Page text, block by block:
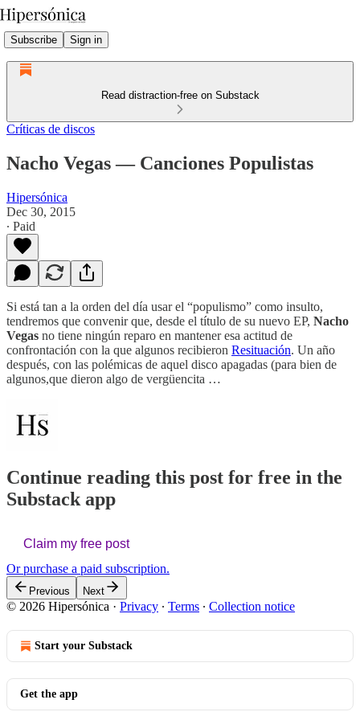
Subscribe Sign in
Read distraction-free on Substack
Críticas de discos
Nacho Vegas — Canciones Populistas
Hipersónica
Dec 30, 2015
∙ Paid
Si está tan a la orden del día usar el “populismo” como insulto,
tendremos que convenir que, desde el título de su nuevo EP, Nacho
Vegas no tiene ningún reparo en mantener esa actitud de
confrontación con la que algunos recibieron Resituación. Un año
después, con las polémicas de aquel disco apagadas (para bien de
algunos,que dieron algo de vergüencita …
Continue reading this post for free in the
Substack app
Claim my free post
Or purchase a paid subscription.
Previous Next
© 2026 Hipersónica · Privacy ∙ Terms ∙ Collection notice
Start your Substack
Get the app